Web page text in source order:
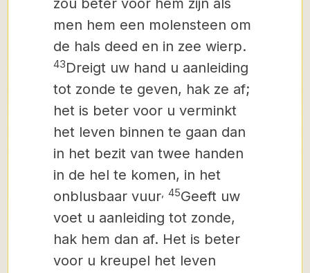
zou beter voor hem zijn als
men hem een molensteen om
de hals deed en in zee wierp.
43Dreigt uw hand u aanleiding
tot zonde te geven, hak ze af;
het is beter voor u verminkt
het leven binnen te gaan dan
in het bezit van twee handen
in de hel te komen, in het
onblusbaar vuur 45Geeft uw
voet u aanleiding tot zonde,
hak hem dan af. Het is beter
voor u kreupel het leven